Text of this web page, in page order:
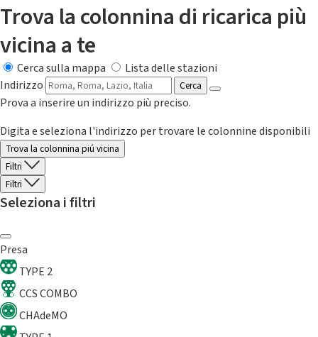
Trova la colonnina di ricarica più
vicina a te
Cerca sulla mappa
Lista delle stazioni
Indirizzo
Cerca
Prova a inserire un indirizzo più preciso.
Digita e seleziona l'indirizzo per trovare le colonnine disponibili
Trova la colonnina piú vicina
Filtri
Filtri
Seleziona i filtri
Presa
TYPE 2
CCS COMBO
CHAdeMO